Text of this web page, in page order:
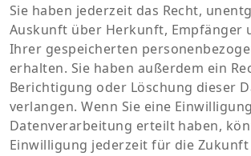
Sie haben jederzeit das Recht,
Auskunft über Herkunft, Empfänger
Ihrer gespeicherten
erhalten. Sie haben außerdem ein
Berichtigung oder Löschung dieser
verlangen. Wenn Sie eine
Datenverarbeitung erteilt haben,
Einwilligung jederzeit für die